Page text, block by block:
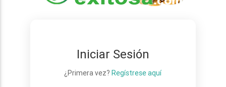
Iniciar Sesión
¿Primera vez?Regístrese aquí